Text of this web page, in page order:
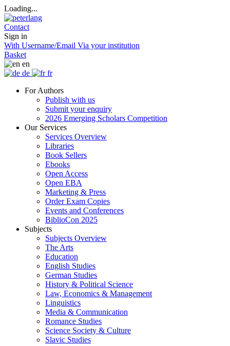
Loading...
Contact
Sign in
With Username/Email Via your institution
Basket
en
de
fr
For Authors
Publish with us
Submit your enquiry
2026 Emerging Scholars Competition
Our Services
Services Overview
Libraries
Book Sellers
Ebooks
Open Access
Open EBA
Marketing & Press
Order Exam Copies
Events and Conferences
BiblioCon 2025
Subjects
Subjects Overview
The Arts
Education
English Studies
German Studies
History & Political Science
Law, Economics & Management
Linguistics
Media & Communication
Romance Studies
Science Society & Culture
Slavic Studies